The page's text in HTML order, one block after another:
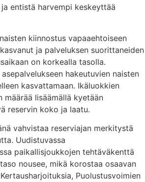
entistä harvempi keskeyttää
kiinnostus vapaaehtoiseen
ja palveluksen suorittaneiden
on korkealla tasolla.
hakeutuvien naisten
kasvattamaan. Ikäluokkien
määrää lisäämällä kyetään
reservin koko ja laatu.
vahvistaa reserviajan merkitystä
Uudistuvassa
paikallisjoukkojen tehtäväkenttä
nousee, mikä korostaa osaavan
Puolustusvoimien